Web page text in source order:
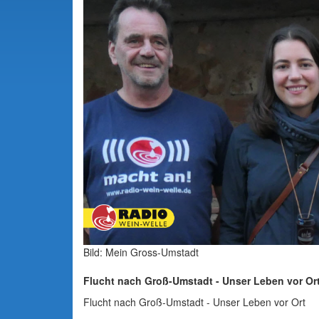
Bild: Mein Gross-Umstadt
Flucht nach Groß-Umstadt - Unser Leben vor
Flucht nach Groß-Umstadt - Unser Leben vor Ort